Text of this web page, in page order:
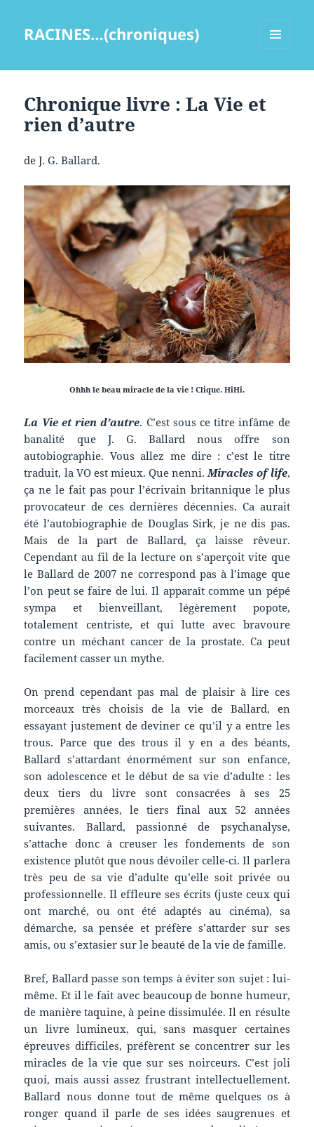
RACINES…(chroniques)
Chronique livre : La Vie et
rien d’autre
de J. G. Ballard.
Ohhh le beau miracle de la vie ! Clique. HiHi.
La Vie et rien d’autre. C’est sous ce titre infâme de
banalité que J. G. Ballard nous offre son
autobiographie. Vous allez me dire : c’est le titre
traduit, la VO est mieux. Que nenni.Miracles of life,
ça ne le fait pas pour l’écrivain britannique le plus
provocateur de ces dernières décennies. Ca aurait
été l’autobiographie de Douglas Sirk, je ne dis pas.
Mais de la part de Ballard, ça laisse rêveur.
Cependant au fil de la lecture on s’aperçoit vite que
le Ballard de 2007 ne correspond pas à l’image que
l’on peut se faire de lui. Il apparaît comme un pépé
sympa et bienveillant, légèrement popote,
totalement centriste, et qui lutte avec bravoure
contre un méchant cancer de la prostate. Ca peut
facilement casser un mythe.
On prend cependant pas mal de plaisir à lire ces
morceaux très choisis de la vie de Ballard, en
essayant justement de deviner ce qu’il y a entre les
trous. Parce que des trous il y en a des béants,
Ballard s’attardant énormément sur son enfance,
son adolescence et le début de sa vie d’adulte : les
deux tiers du livre sont consacrées à ses 25
premières années, le tiers final aux 52 années
suivantes. Ballard, passionné de psychanalyse,
s’attache donc à creuser les fondements de son
existence plutôt que nous dévoiler celle-ci. Il parlera
très peu de sa vie d’adulte qu’elle soit privée ou
professionnelle. Il effleure ses écrits (juste ceux qui
ont marché, ou ont été adaptés au cinéma), sa
démarche, sa pensée et préfère s’attarder sur ses
amis, ou s’extasier sur le beauté de la vie de famille.
Bref, Ballard passe son temps à éviter son sujet : lui-
même. Et il le fait avec beaucoup de bonne humeur,
de manière taquine, à peine dissimulée. Il en résulte
un livre lumineux, qui, sans masquer certaines
épreuves difficiles, préfèrent se concentrer sur les
miracles de la vie que sur ses noirceurs. C’est joli
quoi, mais aussi assez frustrant intellectuellement.
Ballard nous donne tout de même quelques os à
ronger quand il parle de ses idées saugrenues et